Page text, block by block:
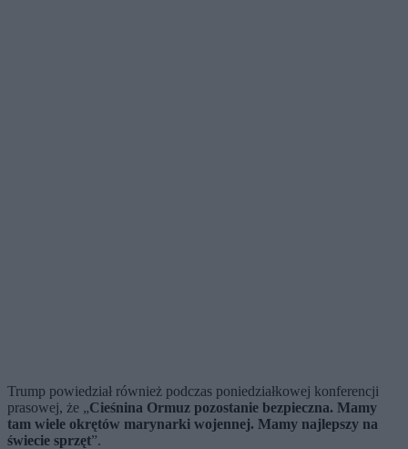
Trump powiedział również podczas poniedziałkowej konferencji
prasowej, że „Cieśnina Ormuz pozostanie bezpieczna. Mamy
tam wiele okrętów marynarki wojennej. Mamy najlepszy na
świecie sprzęt”.